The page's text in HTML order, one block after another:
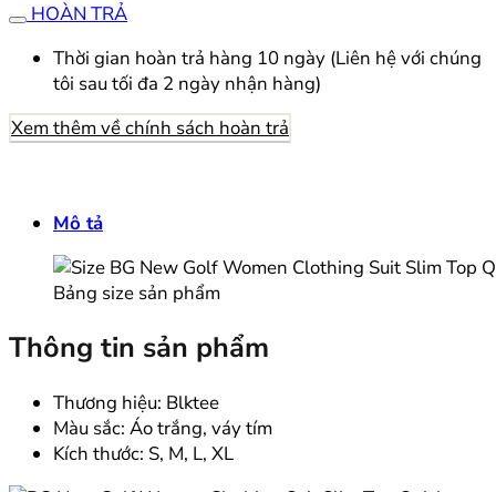
HOÀN TRẢ
Thời gian hoàn trả hàng 10 ngày (Liên hệ với chúng
tôi sau tối đa 2 ngày nhận hàng)
Xem thêm về chính sách hoàn trả
Mô tả
Bảng size sản phẩm
Thông tin sản phẩm
Thương hiệu: Blktee
Màu sắc: Áo trắng, váy tím
Kích thước: S, M, L, XL